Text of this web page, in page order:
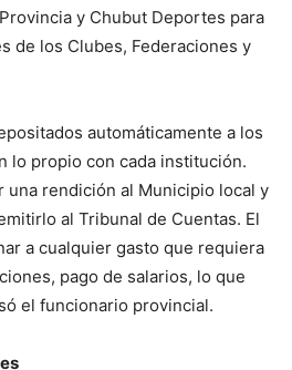
y Chubut Deportes para
de los Clubes, Federaciones y
automáticamente a los
lo propio con cada institución.
una rendición al Municipio local y
al Tribunal de Cuentas. El
a cualquier gasto que requiera
pago de salarios, lo que
el funcionario provincial.